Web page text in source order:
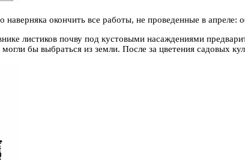
окончить все работы, не проведенные в апреле:
листиков почву под кустовыми насаждениями
бы выбраться из земли. После за цветения садовых